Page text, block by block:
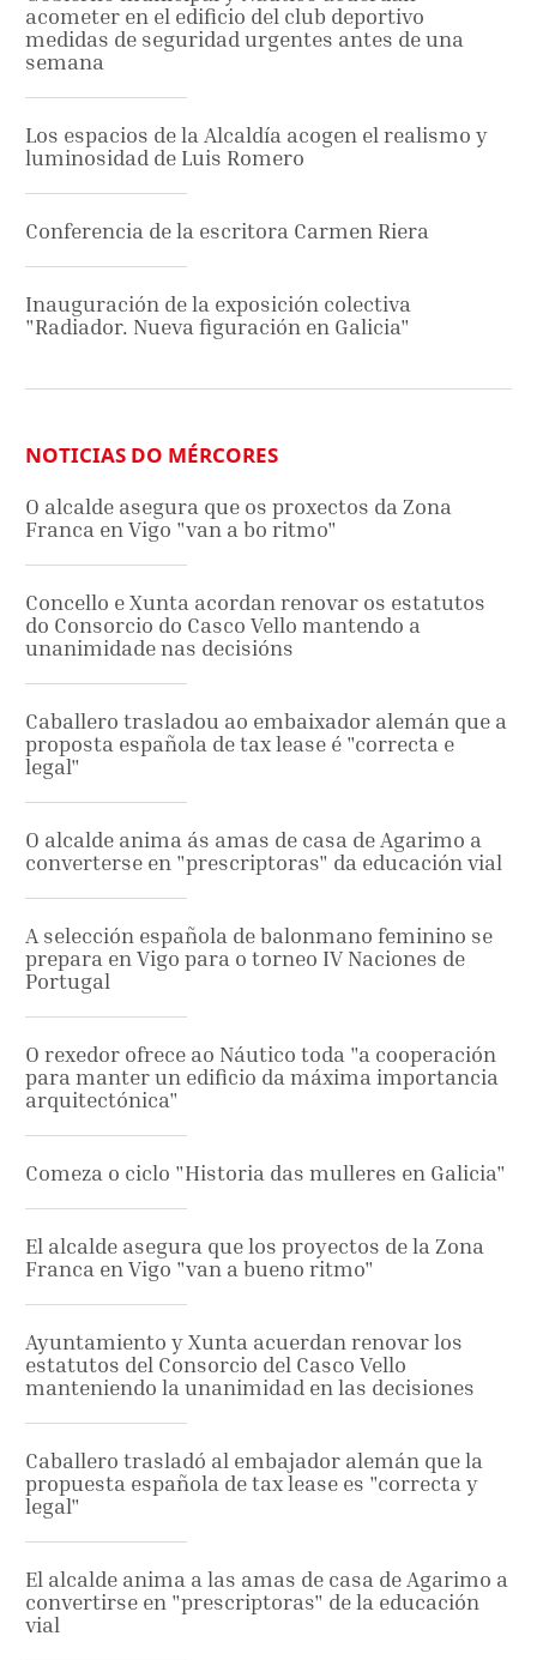
acometer en el edificio del club deportivo
medidas de seguridad urgentes antes de una
semana
Los espacios de la Alcaldía acogen el realismo y
luminosidad de Luis Romero
Conferencia de la escritora Carmen Riera
Inauguración de la exposición colectiva
"Radiador. Nueva figuración en Galicia"
NOTICIAS DO MÉRCORES
O alcalde asegura que os proxectos da Zona
Franca en Vigo "van a bo ritmo"
Concello e Xunta acordan renovar os estatutos
do Consorcio do Casco Vello mantendo a
unanimidade nas decisións
Caballero trasladou ao embaixador alemán que a
proposta española de tax lease é "correcta e
legal"
O alcalde anima ás amas de casa de Agarimo a
converterse en "prescriptoras" da educación vial
A selección española de balonmano feminino se
prepara en Vigo para o torneo IV Naciones de
Portugal
O rexedor ofrece ao Náutico toda "a cooperación
para manter un edificio da máxima importancia
arquitectónica"
Comeza o ciclo "Historia das mulleres en Galicia"
El alcalde asegura que los proyectos de la Zona
Franca en Vigo "van a bueno ritmo"
Ayuntamiento y Xunta acuerdan renovar los
estatutos del Consorcio del Casco Vello
manteniendo la unanimidad en las decisiones
Caballero trasladó al embajador alemán que la
propuesta española de tax lease es "correcta y
legal"
El alcalde anima a las amas de casa de Agarimo a
convertirse en "prescriptoras" de la educación
vial